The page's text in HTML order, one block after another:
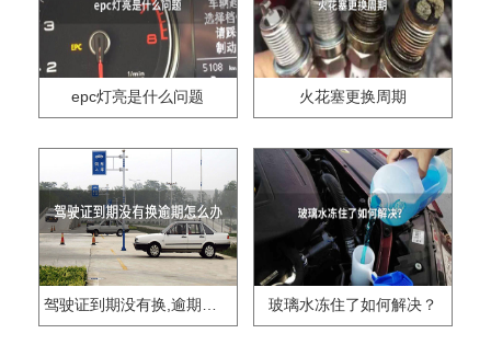
epc灯亮是什么问题 火花塞更换周期
玻璃水冻住了如何解决？